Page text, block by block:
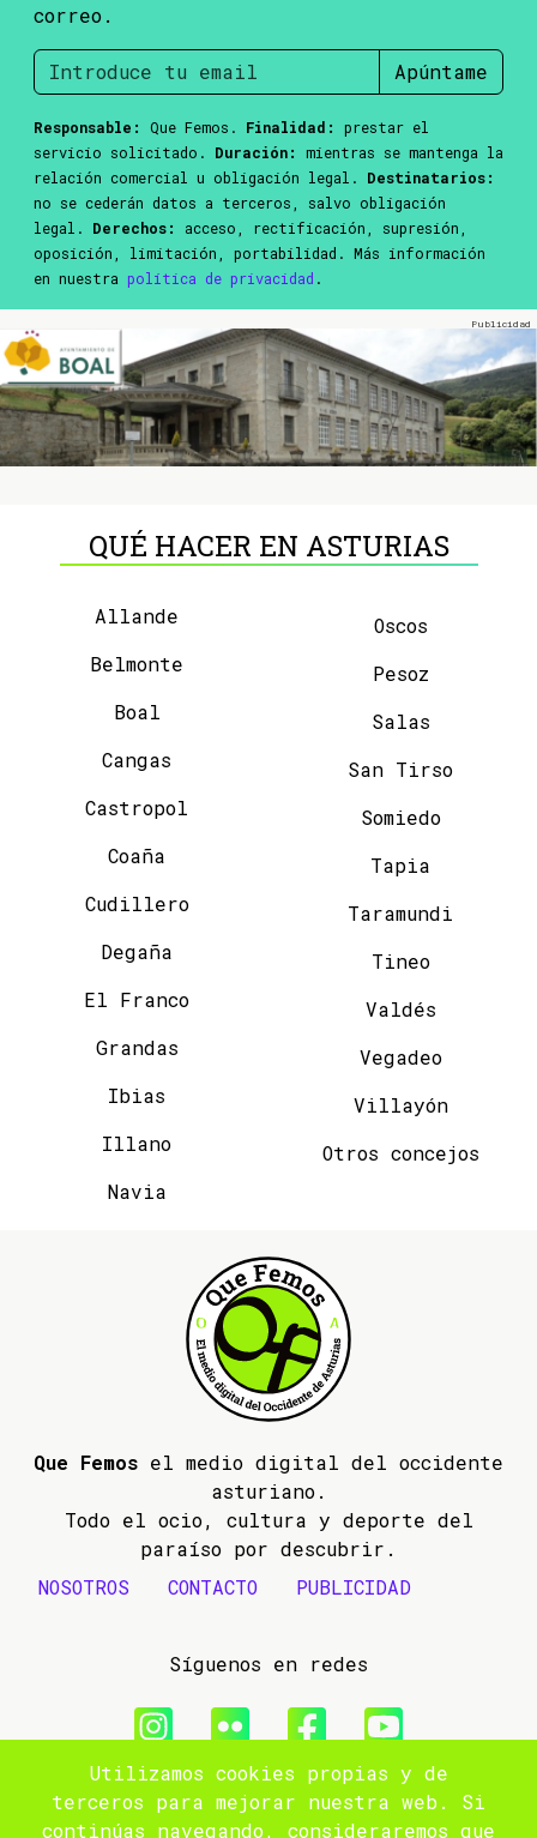
correo.
Apúntame
Responsable: Que Femos. Finalidad:
prestar el
servicio solicitado. Duración:
mientras se mantenga la
relación comercial u obligación legal. Destinatarios:
no se cederán datos a terceros, salvo obligación
legal. Derechos:
acceso, rectificación, supresión,
oposición, limitación, portabilidad. Más información
en nuestra política de privacidad .
QUÉ HACER EN ASTURIAS
Allande
Belmonte
Boal
Cangas
Castropol
Coaña
Cudillero
Degaña
El Franco
Grandas
Ibias
Illano
Navia
Oscos
Pesoz
Salas
San Tirso
Somiedo
Tapia
Taramundi
Tineo
Valdés
Vegadeo
Villayón
Otros concejos
Que Femos el medio digital del occidente
asturiano.
Todo el ocio, cultura y deporte del
paraíso por descubrir.
NOSOTROS
CONTACTO PUBLICIDAD
Síguenos en redes
© 2009- 2026 Que Femos
Utilizamos cookies propias y de
terceros para mejorar nuestra web. Si
continúas navegando, consideraremos que